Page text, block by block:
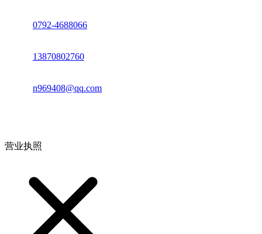
0792-4688066
13870802760
n969408@qq.com
营业执照